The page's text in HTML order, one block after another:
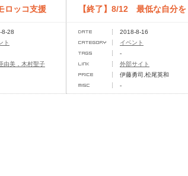
ロッコ支援
食料品販売
8-28
ト
由美，木村聖子
【終了】8/12 最低な自分を
味方につけると最高の未来が
やっ...
2018-8-16
イベント
-
外部サイト
伊藤勇司,松尾英和
-